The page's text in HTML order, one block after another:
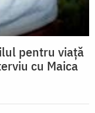
pentru viață
cu Maica